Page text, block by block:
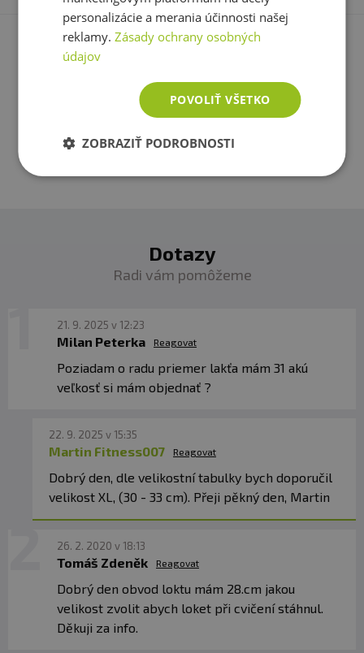
Máte s produktom skúsenosť? Napíšte recenziu a
pomôžte tak ostatným zákazníkom s rozhodovaním.
Ďakujeme :-)
Dotazy
Radi vám pomôžeme
21. 9. 2025 v 12:23
Milan Peterka Reagovat
Poziadam o radu priemer lakťa mám 31 akú
veľkosť si mám objednať ?
22. 9. 2025 v 15:35
Martin Fitness007 Reagovat
Dobrý den, dle velikostní tabulky bych doporučil
velikost XL, (30 - 33 cm). Přeji pěkný den, Martin
26. 2. 2020 v 18:13
Tomáš Zdeněk Reagovat
Dobrý den obvod loktu mám 28.cm jakou
velikost zvolit abych loket při cvičení stáhnul.
Děkuji za info.
personalizácie a merania účinnosti našej
reklamy.Zásady ochrany osobných
údajov
POVOLIŤ VŠETKO
ZOBRAZIŤ PODROBNOSTI